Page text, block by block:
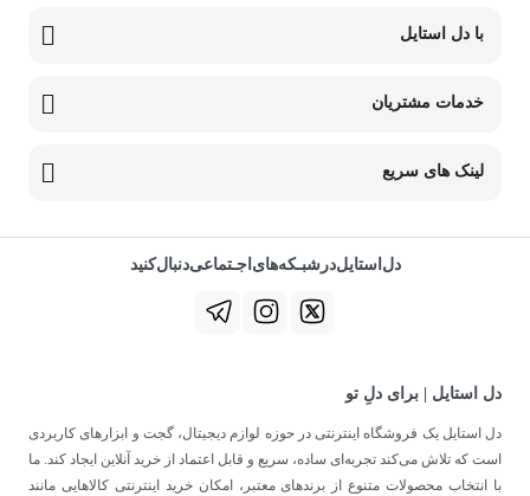
با دل استایل
خدمات مشتریان
لینک های سریع
دل‌استایل‌در‌‌شبـکه‌های‌اجـتماعی‌دنبال‌کنید
دل استایل | برای دلِ تو
دل استایل یک فروشگاه اینترنتی در حوزه لوازم دیجیتال، گجت و ابزارهای کاربردی
است که تلاش می‌کند تجربه‌ای ساده، سریع و قابل اعتماد از خرید آنلاین ایجاد کند. ما
با انتخاب محصولات متنوع از برندهای معتبر، امکان خرید اینترنتی کالاهایی مانند